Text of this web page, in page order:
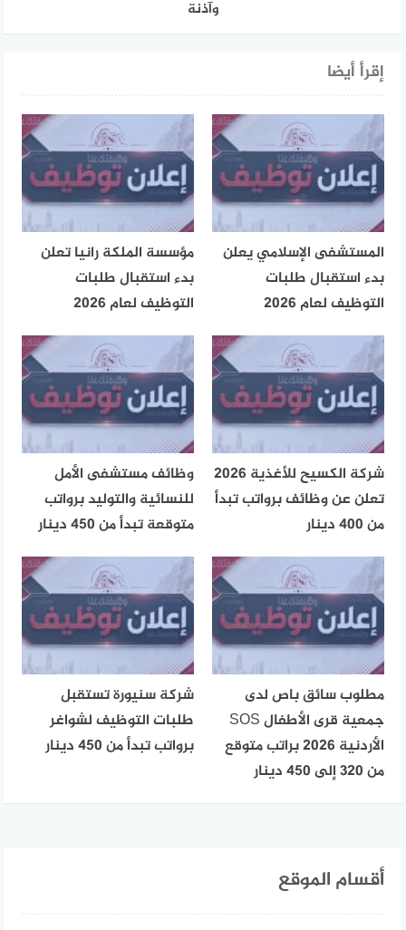
وآذنة
إقرأ أيضا
المستشفى الإسلامي يعلن
بدء استقبال طلبات
التوظيف لعام 2026
مؤسسة الملكة رانيا تعلن
بدء استقبال طلبات
التوظيف لعام 2026
شركة الكسيح للأغذية 2026
تعلن عن وظائف برواتب تبدأ
من 400 دينار
وظائف مستشفى الأمل
للنسائية والتوليد برواتب
متوقعة تبدأ من 450 دينار
مطلوب سائق باص لدى
جمعية قرى الأطفال SOS
الأردنية 2026 براتب متوقع
من 320 إلى 450 دينار
شركة سنيورة تستقبل
طلبات التوظيف لشواغر
برواتب تبدأ من 450 دينار
أقسام الموقع